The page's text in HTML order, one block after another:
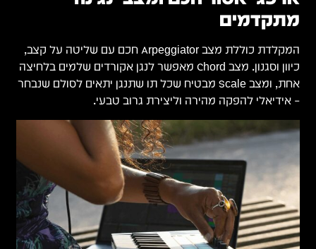
מתקדמים
המקלדת כוללת מצב Arpeggiator חכם עם שליטה על קצב,
כיוון וסגנון. מצב Chord מאפשר לנגן אקורדים שלמים בלחיצה
אחת, ומצב Scale מבטיח שכל תו שתנגן יתאים לסולם שנבחר
– אידיאלי להפקה מהירה וליצירת גרוב טבעי.